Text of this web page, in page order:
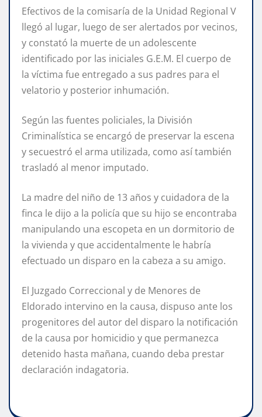
Efectivos de la comisaría de la Unidad Regional V
llegó al lugar, luego de ser alertados por vecinos,
y constató la muerte de un adolescente
identificado por las iniciales G.E.M. El cuerpo de
la víctima fue entregado a sus padres para el
velatorio y posterior inhumación.
Según las fuentes policiales, la División
Criminalística se encargó de preservar la escena
y secuestró el arma utilizada, como así también
trasladó al menor imputado.
La madre del niño de 13 años y cuidadora de la
finca le dijo a la policía que su hijo se encontraba
manipulando una escopeta en un dormitorio de
la vivienda y que accidentalmente le habría
efectuado un disparo en la cabeza a su amigo.
El Juzgado Correccional y de Menores de
Eldorado intervino en la causa, dispuso ante los
progenitores del autor del disparo la notificación
de la causa por homicidio y que permanezca
detenido hasta mañana, cuando deba prestar
declaración indagatoria.